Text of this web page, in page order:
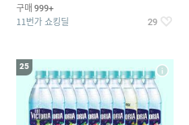
구매 999+
11번가 쇼킹딜 29
25